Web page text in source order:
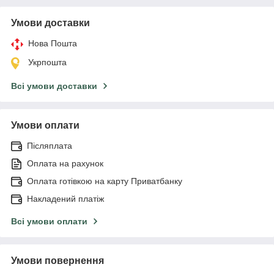
Умови доставки
Нова Пошта
Укрпошта
Всі умови доставки
Умови оплати
Післяплата
Оплата на рахунок
Оплата готівкою на карту Приватбанку
Накладений платіж
Всі умови оплати
Умови повернення